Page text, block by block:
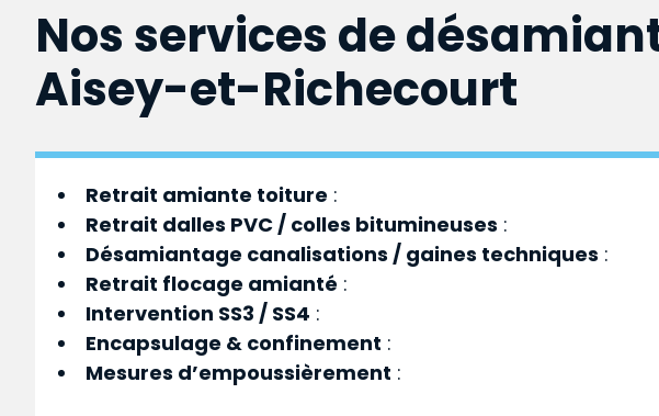
Nos services de
Aisey-et-Richecourt
Retrait amiante toiture :
Retrait dalles PVC / colles bitumineuses :
Désamiantage canalisations / gaines techniques :
Retrait flocage amianté :
Intervention SS3 / SS4 :
Encapsulage & confinement :
Mesures d’empoussièrement :